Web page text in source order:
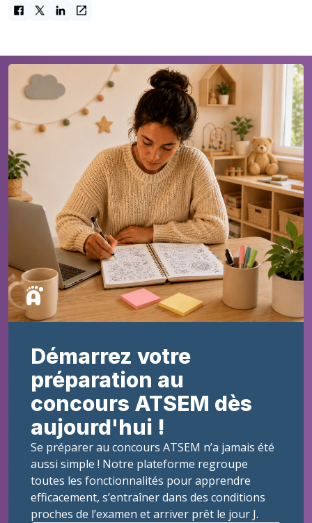
Démarrez votre
préparation au
concours ATSEM dès
aujourd'hui !
Se préparer au concours ATSEM n’a jamais été
aussi simple ! Notre plateforme regroupe
toutes les fonctionnalités pour apprendre
efficacement, s’entraîner dans des conditions
proches de l’examen et arriver prêt le jour J.